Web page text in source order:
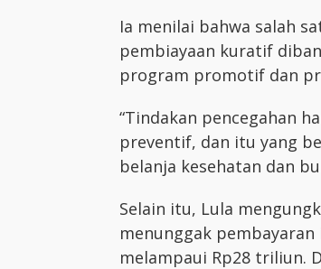
Ia menilai bahwa salah
pembiayaan kuratif
program promotif dan
“Tindakan pencegahan
preventif, dan itu yang
belanja kesehatan dan
Selain itu, Lula
menunggak
melampaui Rp28 triliun.